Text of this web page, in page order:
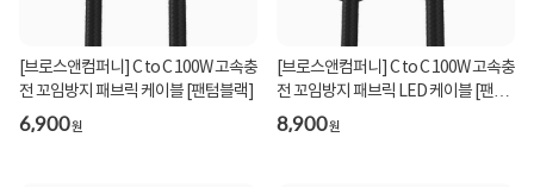
[브로스앤컴퍼니] C to C 100W 고속충
전 꼬임방지 패브릭 케이블 [팬텀블랙]
6,900원
[브로스앤컴퍼니] C to C 100W 고속충
전 꼬임방지 패브릭 LED 케이블 [팬텀
블랙]
8,900원